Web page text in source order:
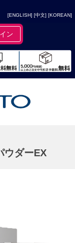
[ENGLISH] [中文] [KOREAN]
ン
ウダーEX